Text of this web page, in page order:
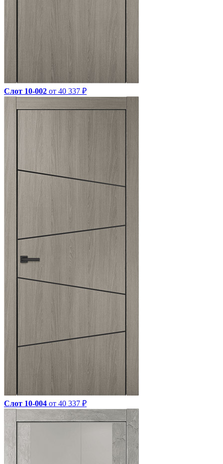
Слот 10-002 от 40 337 ₽
Слот 10-004 от 40 337 ₽